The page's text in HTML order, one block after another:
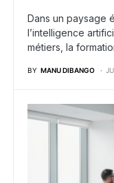
Dans un paysage
l’intelligence
métiers, la
BY MANU DIBANGO